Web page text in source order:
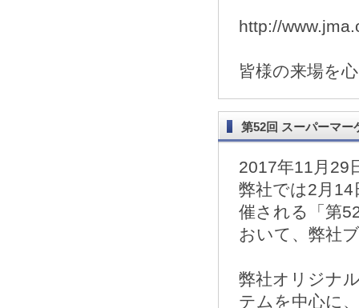
http://
皆様の来場を
第52回 スーパーマ
2017年11月29
弊社では2月
催される「第
おいて、弊社
弊社オリジナ
テムを中心に